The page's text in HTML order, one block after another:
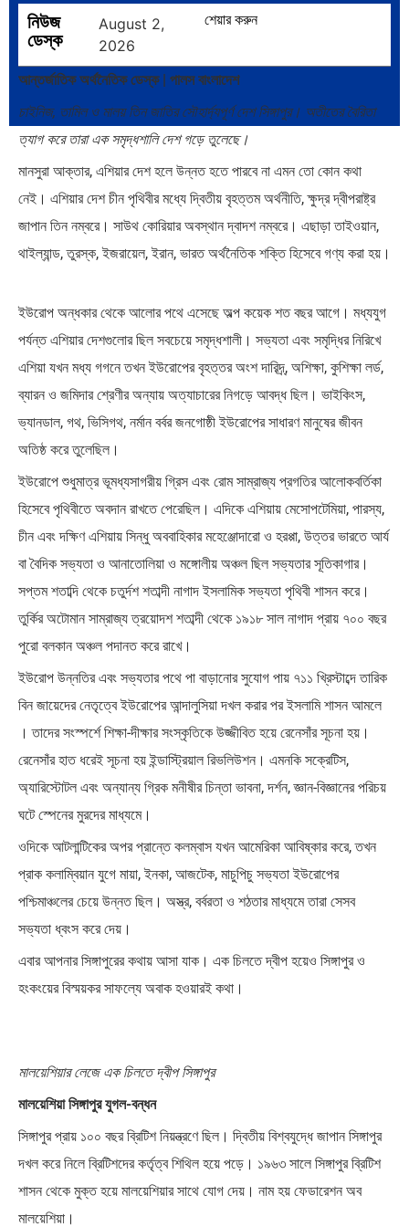
পদ্মা সেতু ও রেল সংযোগ…
…
বিশেষ ইন-ডেপ্থ রিপোর্ট: ক্রীড়া উৎসবে…
জিপিএ-৫-এর বন্যা, প্রকৌশলীদের বিসিএস-
নিউজ
ডেস্ক
August 2,
2026
শেয়ার করুন
আন্তর্জাতিক অর্থনৈতিক ডেস্ক | পালস বাংলাদেশ
চাইনিজ, তামিল ও মালয় তিন জাতির সৌহার্দ্যপূর্ণ দেশ সিঙ্গাপুর। অতীতের বৈরিতা
ত্যাগ করে তারা এক সমৃদ্ধশালি দেশ গড়ে তুলেছে।
মানসুরা আক্তার, এশিয়ার দেশ হলে উন্নত হতে পারবে না এমন তো কোন কথা
নেই। এশিয়ার দেশ চীন পৃথিবীর মধ্যে দ্বিতীয় বৃহত্তম অর্থনীতি, ক্ষুদ্র দ্বীপরাষ্ট্র
জাপান তিন নম্বরে। সাউথ কোরিয়ার অবস্থান দ্বাদশ নম্বরে। এছাড়া তাইওয়ান,
থাইল্যান্ড, তুরস্ক, ইজরায়েল, ইরান, ভারত অর্থনৈতিক শক্তি হিসেবে গণ্য করা হয়।
ইউরোপ অন্ধকার থেকে আলোর পথে এসেছে অল্প কয়েক শত বছর আগে। মধ্যযুগ
পর্যন্ত এশিয়ার দেশগুলোর ছিল সবচেয়ে সমৃদ্ধশালী। সভ্যতা এবং সমৃদ্ধির নিরিখে
এশিয়া যখন মধ্য গগনে তখন ইউরোপের বৃহত্তর অংশ দারিদ্র্, অশিক্ষা, কুশিক্ষা লর্ড,
ব্যারন ও‌ জমিদার শ্রেণীর অন্যায় অত্যাচারের নিগড়ে আবদ্ধ ছিল। ভাইকিংস,
ভ্যানডাল, গথ, ভিসিগথ, নর্মান বর্বর জনগোষ্ঠী ইউরোপের সাধারণ মানুষের জীবন
অতিষ্ঠ করে তুলেছিল।
ইউরোপে শুধুমাত্র ভূমধ্যসাগরীয় গ্রিস এবং রোম সাম্রাজ্য প্রগতির আলোকবর্তিকা
হিসেবে পৃথিবীতে অবদান রাখতে পেরেছিল। এদিকে এশিয়ায় মেসোপটেমিয়া, পারস্য,
চীন এবং দক্ষিণ এশিয়ায় সিন্ধু অববাহিকার মহেঞ্জোদারো ও হরপ্পা, উত্তর ভারতে আর্য
বা বৈদিক সভ্যতা ও আনাতোলিয়া ও মঙ্গোলীয় অঞ্চল ছিল সভ্যতার সূতিকাগার।
সপ্তম শতাব্দি থেকে চতুর্দশ শতাব্দী নাগাদ ইসলামিক সভ্যতা পৃথিবী শাসন করে।
তুর্কির অটোমান সাম্রাজ্য ত্রয়োদশ শতাব্দী থেকে ১৯১৮ সাল নাগাদ প্রায় ৭০০ বছর
পুরো বলকান অঞ্চল পদানত করে রাখে।
ইউরোপ উন্নতির এবং সভ্যতার পথে পা বাড়ানোর সুযোগ পায় ৭১১ খ্রিস্টাব্দে তারিক
বিন জায়েদের নেতৃত্বে ইউরোপের আন্দালুসিয়া দখল করার পর ইসলামি শাসন আমলে
। তাদের সংস্পর্শে শিক্ষা-দীক্ষার সংস্কৃতিকে উজ্জীবিত হয়ে রেনেসাঁর সূচনা হয়।
রেনেসাঁর হাত ধরেই সূচনা হয় ইন্ডাস্ট্রিয়াল রিভলিউশন। এমনকি সক্রেটিস,
অ্যারিস্টোটল এবং অন্যান্য গ্রিক মনীষীর চিন্তা ভাবনা, দর্শন, জ্ঞান-বিজ্ঞানের পরিচয়
ঘটে স্পেনের মুরদের মাধ্যমে।
ওদিকে আটলান্টিকের অপর প্রান্তে কলম্বাস যখন আমেরিকা আবিষ্কার করে, তখন
প্রাক কলাম্বিয়ান যুগে মায়া, ইনকা, আজটেক, মাচুপিচু সভ্যতা ইউরোপের
পশ্চিমাঞ্চলের চেয়ে উন্নত ছিল। অস্ত্র, বর্বরতা ও শঠতার মাধ্যমে তারা সেসব
সভ্যতা ধ্বংস করে দেয়।
এবার আপনার সিঙ্গাপুরের কথায় আসা যাক। এক চিলতে দ্বীপ হয়েও সিঙ্গাপুর ও
হংকংয়ের বিস্ময়কর সাফল্যে অবাক হওয়ারই কথা।
মালয়েশিয়ার লেজে এক চিলতে দ্বীপ সিঙ্গাপুর
মালয়েশিয়া সিঙ্গাপুর যুগল-বন্ধন
সিঙ্গাপুর প্রায় ১০০ বছর ব্রিটিশ নিয়ন্ত্রণে ছিল। দ্বিতীয় বিশ্বযুদ্ধে জাপান সিঙ্গাপুর
দখল করে নিলে ব্রিটিশদের কর্তৃত্ব শিথিল হয়ে পড়ে। ১৯৬৩ সালে সিঙ্গাপুর ব্রিটিশ
শাসন থেকে মুক্ত হয়ে মালয়েশিয়ার সাথে যোগ দেয়। নাম হয় ফেডারেশন অব
মালয়েশিয়া।